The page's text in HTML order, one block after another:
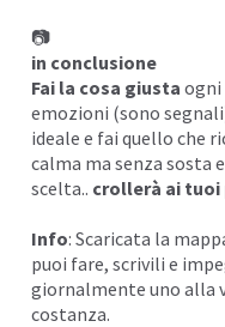
📷
in conclusione
Fai la cosa giusta ogni
emozioni (sono
ideale e fai quello che
calma ma senza sosta
scelta.. crollerà ai tuoi
Info: Scaricata la
puoi fare, scrivili e
giornalmente uno alla
costanza.